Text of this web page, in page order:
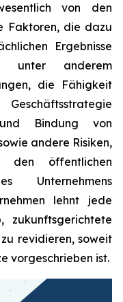
von den
Faktoren, die dazu
Ergebnisse
unter anderem
die Fähigkeit
Bindung von
andere Risiken,
öffentlichen
Unternehmens
lehnt jede
zukunftsgerichtete
revidieren, soweit
vorgeschrieben ist.